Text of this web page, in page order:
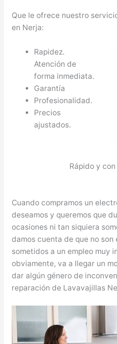
Que le ofrece nuestro
en Nerja:
Rapidez.
Atención de
forma inmediata.
Garantía
Profesionalidad.
Precios
ajustados.
Rápido y
Cuando compramos un
deseamos y queremos que
ocasiones ni tan siquiera
damos cuenta de que no
sometidos a un empleo muy
obviamente, va a llegar un
dar algún género de
reparación de Lavavajillas